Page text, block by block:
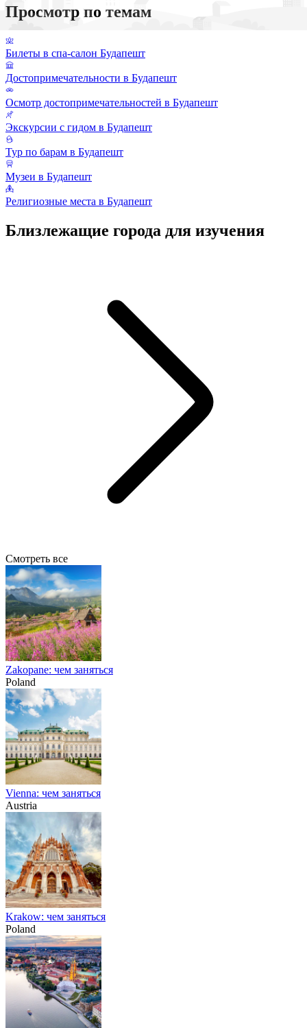
Просмотр по темам
Билеты в спа-салон Будапешт
Достопримечательности в Будапешт
Осмотр достопримечательностей в Будапешт
Экскурсии с гидом в Будапешт
Тур по барам в Будапешт
Музеи в Будапешт
Религиозные места в Будапешт
Близлежащие города для изучения
Смотреть все
Zakopane: чем заняться
Poland
Vienna: чем заняться
Austria
Krakow: чем заняться
Poland